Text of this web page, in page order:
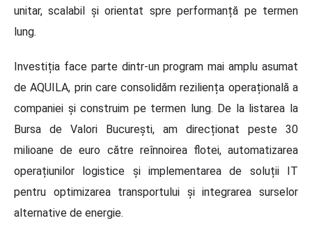
unitar, scalabil și orientat spre performanță pe termen
lung.
Investiția face parte dintr-un program mai amplu asumat
de AQUILA, prin care consolidăm reziliența operațională a
companiei și construim pe termen lung. De la listarea la
Bursa de Valori București, am direcționat peste 30
milioane de euro către reînnoirea flotei, automatizarea
operațiunilor logistice și implementarea de soluții IT
pentru optimizarea transportului și integrarea surselor
alternative de energie.